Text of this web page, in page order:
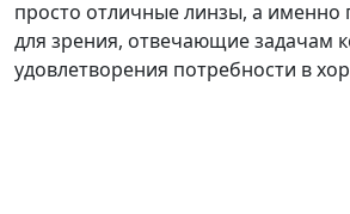
просто отличные линзы, а именно
для зрения, отвечающие задачам
удовлетворения потребности в